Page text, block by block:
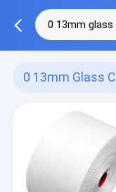
0 13mm Glass